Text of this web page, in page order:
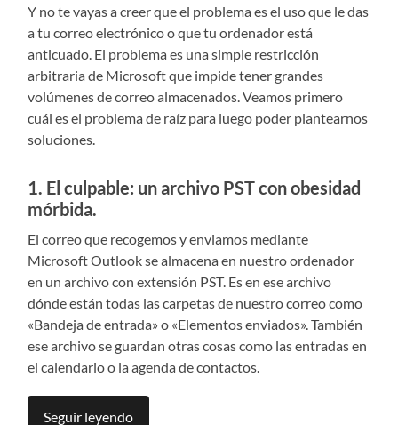
Y no te vayas a creer que el problema es el uso que le das
a tu correo electrónico o que tu ordenador está
anticuado. El problema es una simple restricción
arbitraria de Microsoft que impide tener grandes
volúmenes de correo almacenados. Veamos primero
cuál es el problema de raíz para luego poder plantearnos
soluciones.
1. El culpable: un archivo PST con obesidad
mórbida.
El correo que recogemos y enviamos mediante
Microsoft Outlook se almacena en nuestro ordenador
en un archivo con extensión PST. Es en ese archivo
dónde están todas las carpetas de nuestro correo como
«Bandeja de entrada» o «Elementos enviados». También
ese archivo se guardan otras cosas como las entradas en
el calendario o la agenda de contactos.
Seguir leyendo